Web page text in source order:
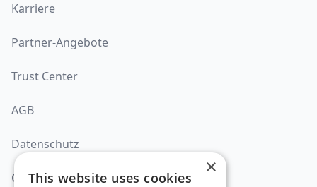
Karriere
Partner-Angebote
Trust Center
AGB
Datenschutz
Cookie-Richtlinie
×
This website uses cookies